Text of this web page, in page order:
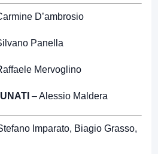
D’ambrosio
Panella
Mervoglino
– Alessio Maldera
Imparato, Biagio Grasso,